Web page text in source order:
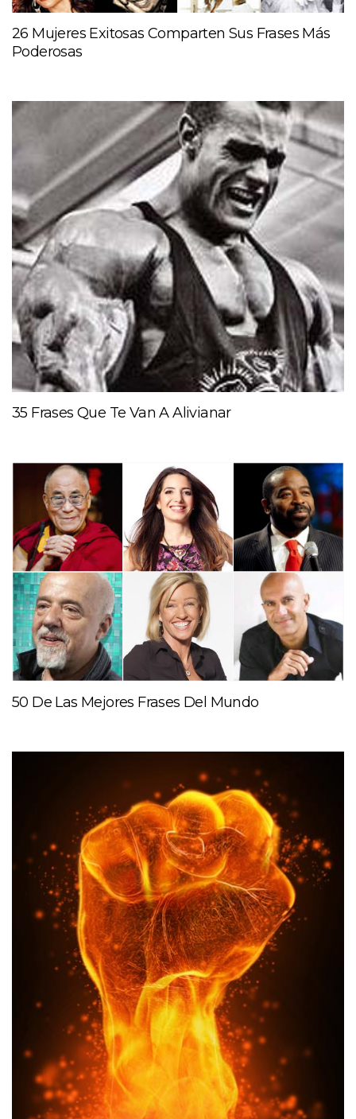
26 Mujeres Exitosas Comparten Sus Frases Más
Poderosas
35 Frases Que Te Van A Alivianar
50 De Las Mejores Frases Del Mundo